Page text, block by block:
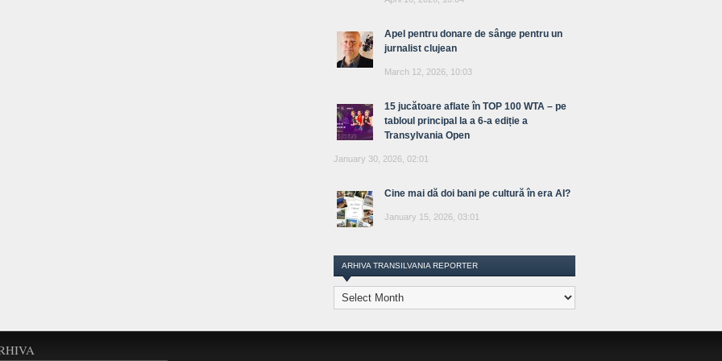
Apel pentru donare de sânge pentru un
jurnalist clujean
March 12, 2026, 10:03
15 jucătoare aflate în TOP 100 WTA – pe
tabloul principal la a 6-a ediție a
Transylvania Open
January 30, 2026, 02:01
Cine mai dă doi bani pe cultură în era AI?
January 15, 2026, 03:01
ARHIVA TRANSILVANIA REPORTER
Arhiva
Transilvania